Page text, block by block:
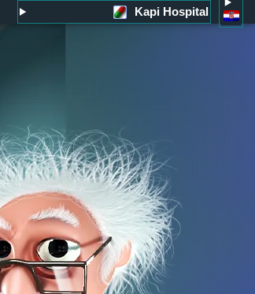
Kapi Hospital